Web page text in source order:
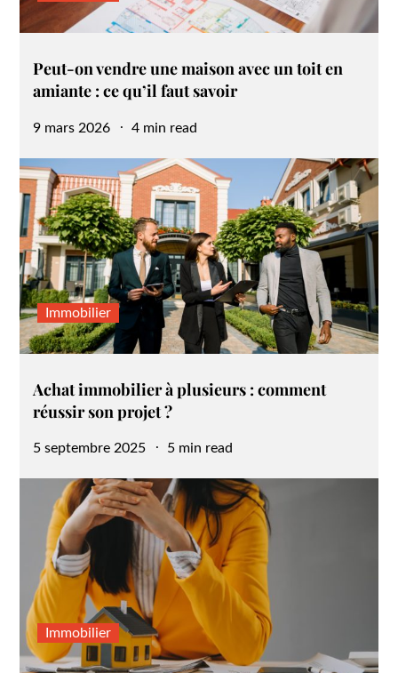
Peut-on vendre une maison avec un toit en
amiante : ce qu’il faut savoir
Posted
9 mars 2026 4 min read
Immobilier
Achat immobilier à plusieurs : comment
réussir son projet ?
Posted
5 septembre 2025 5 min read
Immobilier